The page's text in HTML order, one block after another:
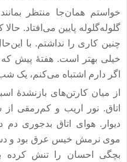
خواستم همان‌جا منتظر
گلوله‌گلوله پایین می‌افتاد.
چنین کاری را نداشتم. با
خیلی بهتر است.هفتۀ پیش که
اگر دارم اشتباه می‌کنم، یک
از میان کارتن‌های بازنشدۀ
اتاق. نور اریب و کم‌رمقی از
دیوار .هوای اتاق بدجوری دم
موی نرمش خیس عرق بود و
بچگی احسان را تنش کرده